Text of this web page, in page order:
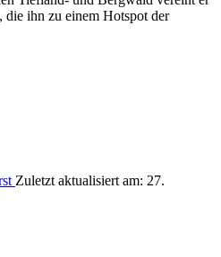
die ihn zu einem Hotspot der
Zuletzt aktualisiert am: 27.